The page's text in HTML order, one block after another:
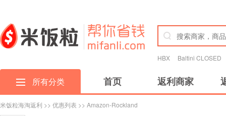
HBX Baltini CLOSED
所有分类 首页 返利商家
米饭粒海淘返利 >> 优惠列表 >> Amazon-Rockland